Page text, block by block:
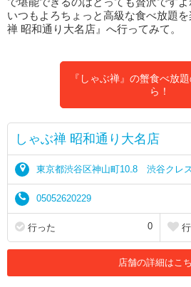
いつもよろちょっと高級な食べ放題
禅 昭和通り大名店』へ行ってみて。
『しゃぶ禅』の蟹食べ放
ら！
しゃぶ禅 昭和通り大名店
東京都渋谷区神山町10₋8 渋谷クレ
05052620229
行った 0
店舗の詳細はこ